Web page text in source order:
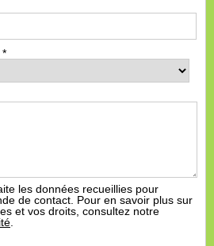
*
les données recueillies pour
de contact. Pour en savoir plus sur
et vos droits, consultez notre